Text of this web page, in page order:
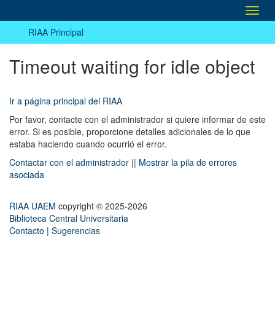
RIAA Principal
Timeout waiting for idle object
Ir a página principal del RIAA
Por favor, contacte con el administrador si quiere informar de este
error. Si es posible, proporcione detalles adicionales de lo que
estaba haciendo cuando ocurrió el error.
Contactar con el administrador || Mostrar la pila de errores
asociada
RIAA UAEM copyright © 2025-2026
Biblioteca Central Universitaria
Contacto | Sugerencias